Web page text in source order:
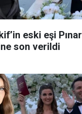
eski eşi Pınar
son verildi